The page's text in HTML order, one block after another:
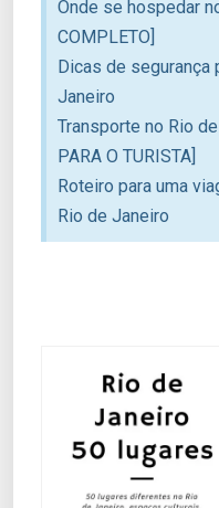
Onde se hospedar
COMPLETO]
Dicas de segurança
Janeiro
Transporte no Rio
PARA O TURISTA]
Roteiro para uma
Rio de Janeiro